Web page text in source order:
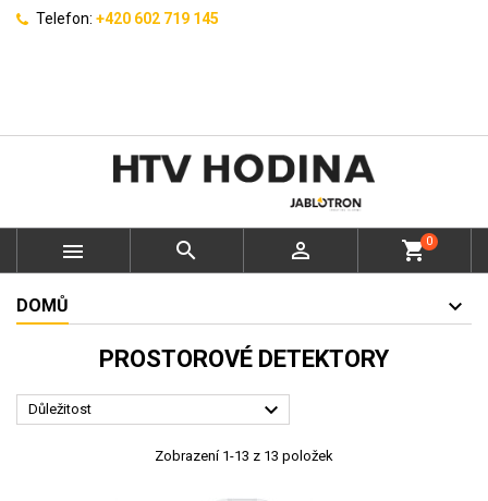
Telefon: +420 602 719 145
   shopping_cart0
DOMŮ
PROSTOROVÉ DETEKTORY
Důležitost 
Zobrazení 1-13 z 13 položek